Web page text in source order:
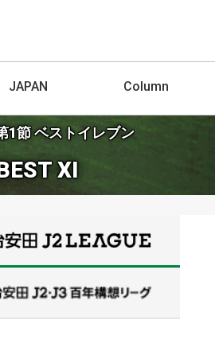
JAPAN Column
1節 ベストイレブン
XI